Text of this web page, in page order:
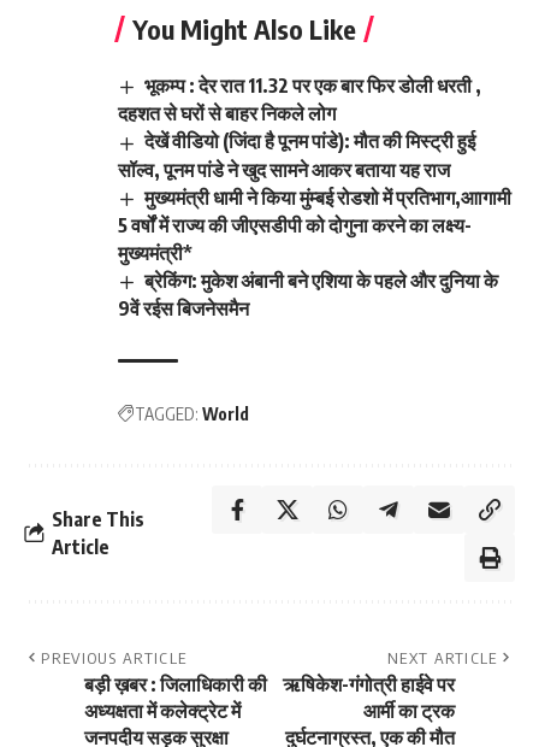
You Might Also Like
भूकम्प : देर रात 11.32 पर एक बार फिर डोली धरती ,
दहशत से घरों से बाहर निकले लोग
देखें वीडियो (जिंदा है पूनम पांडे): मौत की मिस्ट्री हुई
सॉल्व, पूनम पांडे ने खुद सामने आकर बताया यह राज
मुख्यमंत्री धामी ने किया मुंम्बई रोडशो में प्रतिभाग,आागामी
5 वर्षों में राज्य की जीएसडीपी को दोगुना करने का लक्ष्य-
मुख्यमंत्री*
ब्रेकिंग: मुकेश अंबानी बने एशिया के पहले और दुनिया के
9वें रईस बिजनेसमैन
TAGGED: World
Share This
Article
PREVIOUS ARTICLE
बड़ी ख़बर : जिलाधिकारी की
अध्यक्षता में कलेक्ट्रेट में
जनपदीय सड़क सुरक्षा
NEXT ARTICLE
ऋषिकेश-गंगोत्री हाईवे पर
आर्मी का ट्रक
दुर्घटनाग्रस्त, एक की मौत